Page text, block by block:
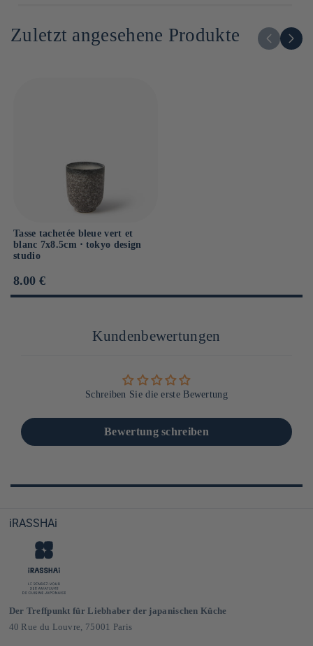
Zuletzt angesehene Produkte
Tasse tachetée bleue vert et
blanc 7x8.5cm ⋅ tokyo design
studio
Prix
habituel
8.00 €
Kundenbewertungen
Schreiben Sie die erste Bewertung
Bewertung schreiben
iRASSHAi
Der Treffpunkt für Liebhaber der japanischen Küche
40 Rue du Louvre, 75001 Paris